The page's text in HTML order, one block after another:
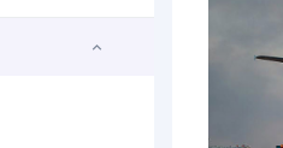
keyboard_arrow_down